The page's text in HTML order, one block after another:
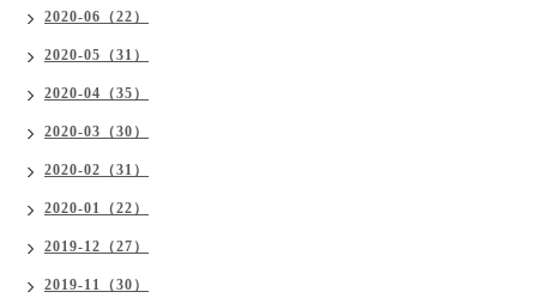
2020-06（22）
2020-05（31）
2020-04（35）
2020-03（30）
2020-02（31）
2020-01（22）
2019-12（27）
2019-11（30）